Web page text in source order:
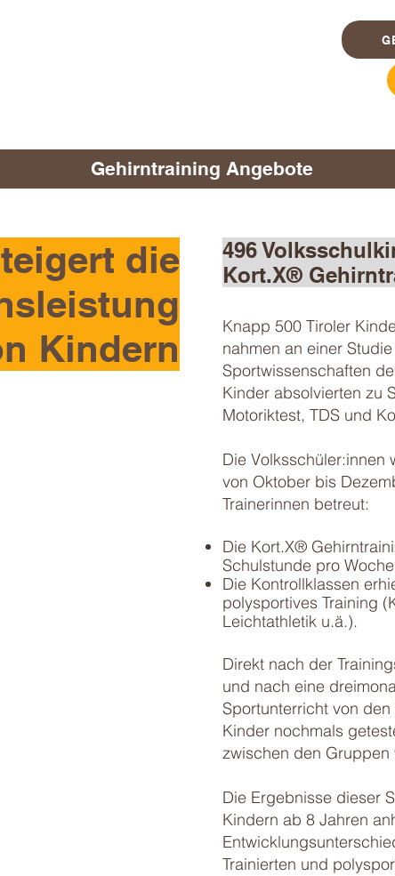
Gehirntraining Angebote
die
Kindern
496
Kort.X®
Knapp 500 Tiroler
nahmen an einer
Sportwissenschaften
Kinder absolvierten zu
Motoriktest, TDS und
Die Volksschüler:innen
von Oktober bis
Trainerinnen betreut:
Die Kort.X®
Schulstunde pro
Die Kontrollklassen
polysportives Training
Leichtathletik u.ä.).
Direkt nach der
und nach eine
Sportunterricht von
Kinder nochmals
zwischen den Gruppen
Die Ergebnisse dieser
Kindern ab 8 Jahren
Trainierten und